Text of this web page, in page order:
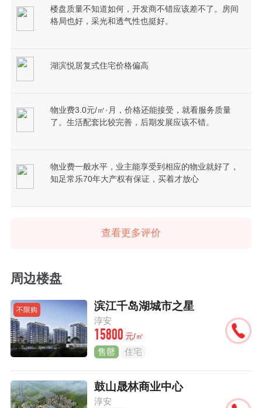
楼盘质量不知道如何，开发商不错应该差不了。房间
格局也好，采光和透气性也挺好。
湖滨悦居复式住宅价格偏高
物业费3.0元/㎡·月，价格还能接受，就看服务质量
了。生活配套比较完善，后期发展应该不错。
物业费一般水平，业主能享受到相应的物业就好了，
知足常乐70年大产权有保证，买着才放心
查看更多评价
周边楼盘
不限购 滨江千岛湖城市之星
淳安
15800 元/㎡
售罄 住宅
鼓山晟林商业中心
淳安